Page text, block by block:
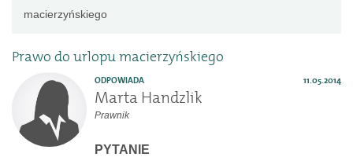
Aktualności
Porady
eksperta
macierzyńskiego
Prawo do urlopu macierzyńskiego
ODPOWIADA 11.05.2014
Marta Handzlik
Prawnik
PYTANIE